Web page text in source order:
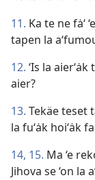
11. Ka te ne fȧ‘
tapen la
12. ‘Is la
aier?
13. Tekäe teset
la fu‘ȧk hoi‘ȧk
14, 15. Ma ‘e
Jihova se ‘on la